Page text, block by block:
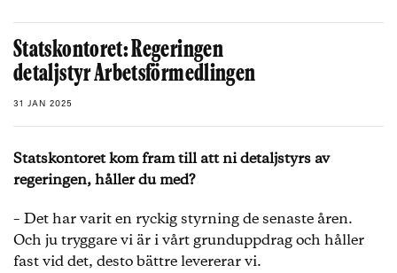
Statskontoret: Regeringen
detaljstyr Arbetsförmedlingen
31 JAN 2025
Statskontoret kom fram till att ni detaljstyrs av
regeringen, håller du med?
– Det har varit en ryckig styrning de senaste åren.
Och ju tryggare vi är i vårt grunduppdrag och håller
fast vid det, desto bättre levererar vi.